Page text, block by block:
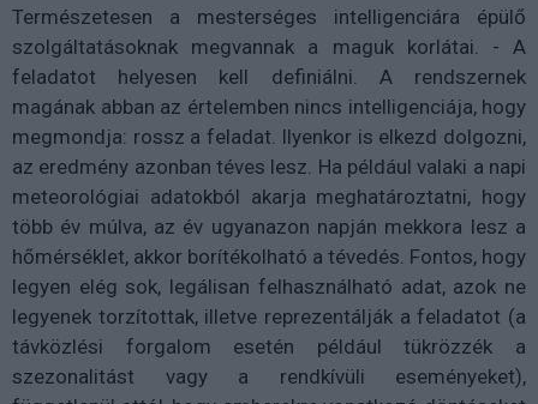
Természetesen a mesterséges intelligenciára épülő
szolgáltatásoknak megvannak a maguk korlátai. - A
feladatot helyesen kell definiálni. A rendszernek
magának abban az értelemben nincs intelligenciája, hogy
megmondja: rossz a feladat. Ilyenkor is elkezd dolgozni,
az eredmény azonban téves lesz. Ha például valaki a napi
meteorológiai adatokból akarja meghatároztatni, hogy
több év múlva, az év ugyanazon napján mekkora lesz a
hőmérséklet, akkor borítékolható a tévedés. Fontos, hogy
legyen elég sok, legálisan felhasználható adat, azok ne
legyenek torzítottak, illetve reprezentálják a feladatot (a
távközlési forgalom esetén például tükrözzék a
szezonalitást vagy a rendkívüli eseményeket),